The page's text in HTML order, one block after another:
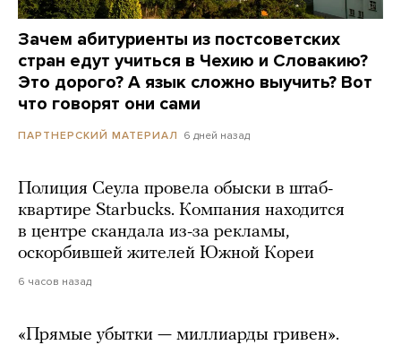
Зачем абитуриенты из постсоветских
стран едут учиться в Чехию и Словакию?
Это дорого? А язык сложно выучить? Вот
что говорят они сами
ПАРТНЕРСКИЙ МАТЕРИАЛ 6 дней назад
Полиция Сеула провела обыски в штаб-
квартире Starbucks. Компания находится
в центре скандала из-за рекламы,
оскорбившей жителей Южной Кореи
6 часов назад
«Прямые убытки — миллиарды гривен».